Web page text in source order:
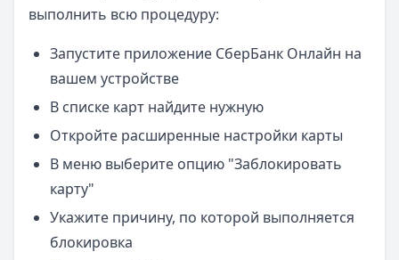
выполнить всю процедуру:
Запустите приложение СберБанк Онлайн на
вашем устройстве
В списке карт найдите нужную
Откройте расширенные настройки карты
В меню выберите опцию "Заблокировать
карту"
Укажите причину, по которой выполняется
блокировка